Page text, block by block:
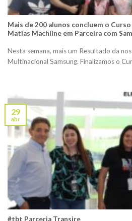
Mais de 200 alunos concluem o
Matias Machline em Parceira com
Nesta semana, mais um Resultado da
Multinacional Samsung. Finalizamos o
#tbt Parceria Transire
29
abr